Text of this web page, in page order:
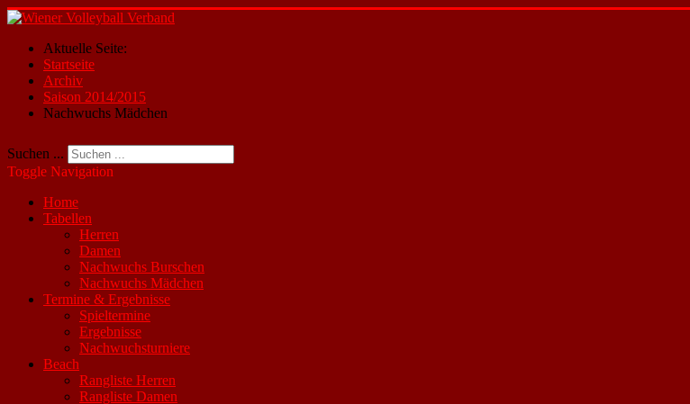
Aktuelle Seite:
Startseite
Archiv
Saison 2014/2015
Nachwuchs Mädchen
Suchen ...
Toggle Navigation
Home
Tabellen
Herren
Damen
Nachwuchs Burschen
Nachwuchs Mädchen
Termine & Ergebnisse
Spieltermine
Ergebnisse
Nachwuchsturniere
Beach
Rangliste Herren
Rangliste Damen